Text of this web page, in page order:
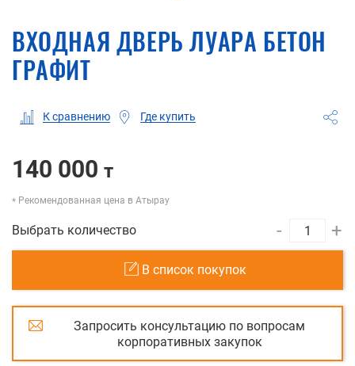
ВХОДНАЯ ДВЕРЬ ЛУАРА БЕТОН
ГРАФИТ
К сравнению Где купить
140 000 т
Рекомендованная цена в Атырау
Выбрать количество - +
В список покупок
Запросить консультацию по вопросам
корпоративных закупок